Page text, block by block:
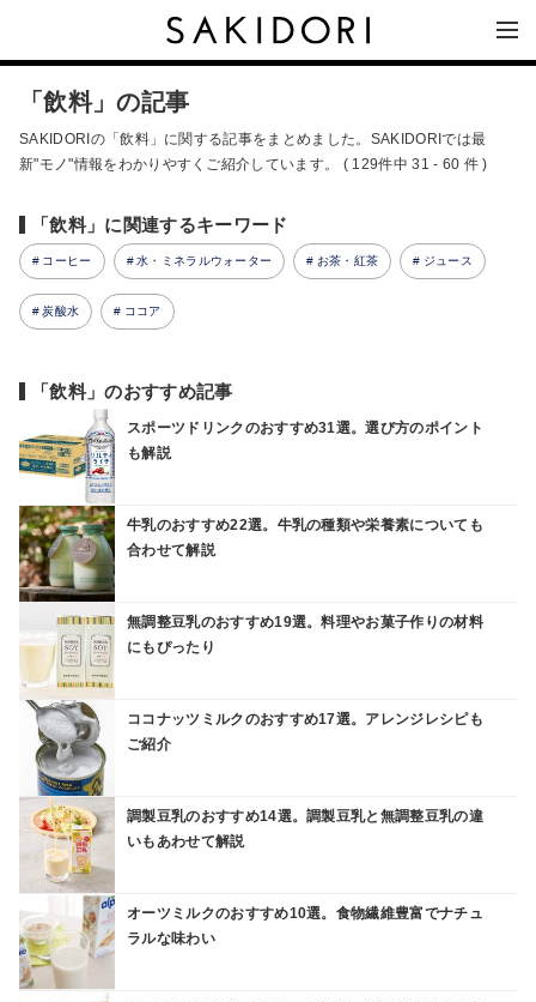
「飲料」の記事
SAKIDORIの「飲料」に関する記事をまとめました。SAKIDORIでは最
新"モノ"情報をわかりやすくご紹介しています。 ( 129件中 31 - 60 件 )
「飲料」に関連するキーワード
コーヒー 水・ミネラルウォーター お茶・紅茶 ジュース
炭酸水 ココア
「飲料」のおすすめ記事
スポーツドリンクのおすすめ31選。選び方のポイント
も解説
牛乳のおすすめ22選。牛乳の種類や栄養素についても
合わせて解説
無調整豆乳のおすすめ19選。料理やお菓子作りの材料
にもぴったり
ココナッツミルクのおすすめ17選。アレンジレシピも
ご紹介
調製豆乳のおすすめ14選。調製豆乳と無調整豆乳の違
いもあわせて解説
オーツミルクのおすすめ10選。食物繊維豊富でナチュ
ラルな味わい